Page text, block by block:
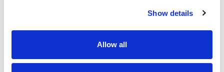
Show details
Allow all
personeel is én blijft groot bij Sligro. Met name in
de logistiek. HOBIJ helpt hen daarbij. En dat al